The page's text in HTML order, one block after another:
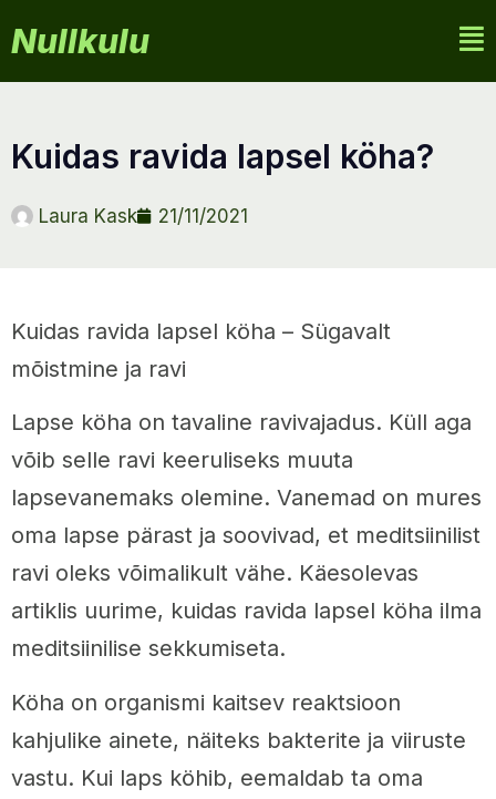
Nullkulu
kuidas ravida lapsel köha?
Laura Kask 21/11/2021
Kuidas ravida lapsel köha – Sügavalt
mõistmine ja ravi
Lapse köha on tavaline ravivajadus. Küll aga
võib selle ravi keeruliseks muuta
lapsevanemaks olemine. Vanemad on mures
oma lapse pärast ja soovivad, et meditsiinilist
ravi oleks võimalikult vähe. Käesolevas
artiklis uurime, kuidas ravida lapsel köha ilma
meditsiinilise sekkumiseta.
Köha on organismi kaitsev reaktsioon
kahjulike ainete, näiteks bakterite ja viiruste
vastu. Kui laps köhib, eemaldab ta oma